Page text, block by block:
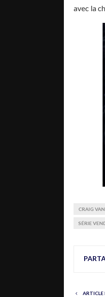
avec la
CRAIG
SÉRIE
ARTICLE